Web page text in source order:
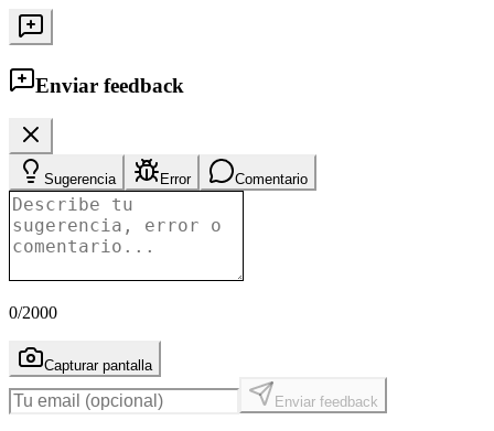
Enviar feedback
Sugerencia Error Comentario
0/2000
Capturar pantalla
Enviar feedback